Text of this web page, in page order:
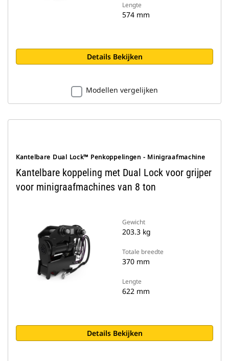
Lengte
574 mm
Details Bekijken
Modellen vergelijken
Kantelbare Dual Lock™ Penkoppelingen - Minigraafmachine
Kantelbare koppeling met Dual Lock voor grijper
voor minigraafmachines van 8 ton
Gewicht
203.3 kg
Totale breedte
370 mm
Lengte
622 mm
Details Bekijken